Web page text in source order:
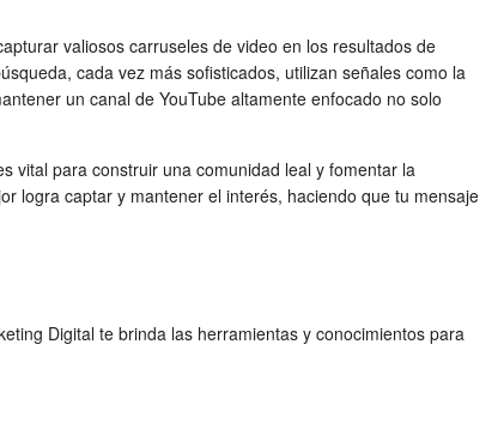
valiosos carruseles de video en los resultados de
cada vez más sofisticados, utilizan señales como la
un canal de YouTube altamente enfocado no solo
vital para construir una comunidad leal y fomentar la
logra captar y mantener el interés, haciendo que tu mensaje
Digital te brinda las herramientas y conocimientos para